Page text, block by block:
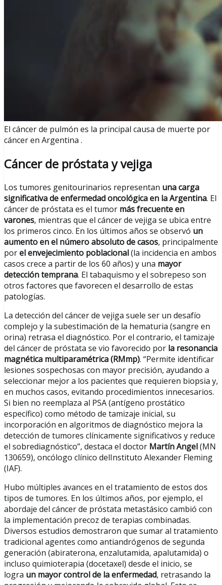
El cáncer de pulmón es la principal causa de muerte por
cáncer en Argentina .
Cáncer de próstata y vejiga
Los tumores genitourinarios representan una carga
significativa de enfermedad oncológica en la Argentina. El
cáncer de próstata es el tumor más frecuente en
varones, mientras que el cáncer de vejiga se ubica entre
los primeros cinco. En los últimos años se observó un
aumento en el número absoluto de casos, principalmente
porel envejecimiento poblacional(la incidencia en ambos
casos crece a partir de los 60 años) y una mayor
detección temprana. El tabaquismo y el sobrepeso son
otros factores que favorecen el desarrollo de estas
patologías.
La detección del cáncer de vejiga suele ser un desafío
complejo y la subestimación de la hematuria (sangre en
orina) retrasa el diagnóstico. Por el contrario, el tamizaje
del cáncer de próstata se vio favorecido por la resonancia
magnética multiparamétrica (RMmp). “Permite identificar
lesiones sospechosas con mayor precisión, ayudando a
seleccionar mejor a los pacientes que requieren biopsia y,
en muchos casos, evitando procedimientos innecesarios.
Si bien no reemplaza al PSA (antígeno prostático
específico) como método de tamizaje inicial, su
incorporación en algoritmos de diagnóstico mejora la
detección de tumores clínicamente significativos y reduce
el sobrediagnóstico”, destaca el doctor Martín Angel(MN
130659), oncólogo clínico delInstituto Alexander Fleming
(IAF).
Hubo múltiples avances en el tratamiento de estos dos
tipos de tumores. En los últimos años, por ejemplo, el
abordaje del cáncer de próstata metastásico cambió con
la implementación precoz de terapias combinadas.
Diversos estudios demostraron que sumar al tratamiento
tradicional agentes como antiandrógenos de segunda
generación (abiraterona, enzalutamida, apalutamida) o
incluso quimioterapia (docetaxel) desde el inicio, se
logra un mayor control de la enfermedad, retrasando la